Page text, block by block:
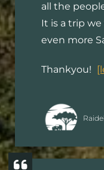
all the
It is a trip
even more
Thankyou!
Raidel